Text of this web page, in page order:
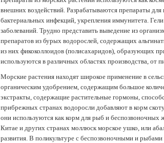
внешних воздействий. Разрабатываются препараты
бактериальных инфекций, укрепления иммунитета.
заболеваний. Трудно представить выведение из
препаратов из бурых водорослей, содержащих
из них фикоколлоидов (полисахаридов), образующих
используются в различных областях производства,
Морские растения находят широкое применение в
органическим удобрением, содержащим большое
экстракты, содержащие растительные гормоны,
прибрежных странах водоросли добавляют в корм
они используются как корм для рыб и
Китае и других странах моллюск морское ушко, или
развития. В поликультуре с беспозвоночными и